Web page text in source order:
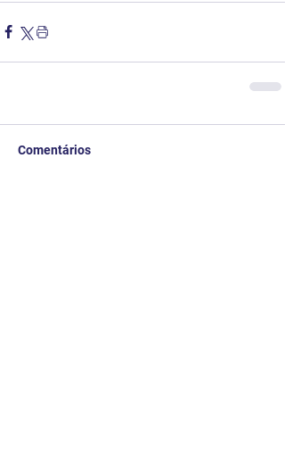
Comentários